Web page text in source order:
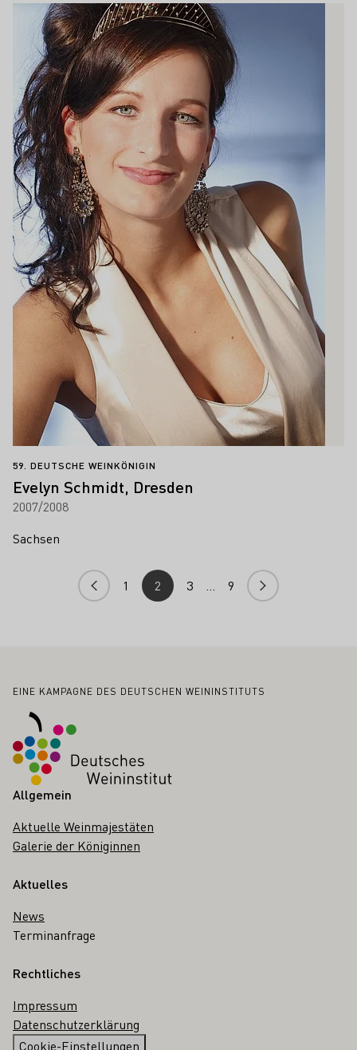
59. DEUTSCHE WEINKÖNIGIN
Evelyn Schmidt, Dresden
2007/2008
Sachsen
1 2 3 9
Fußbereich
EINE KAMPAGNE DES DEUTSCHEN WEININSTITUTS
Allgemein
Aktuelle Weinmajestäten
Galerie der Königinnen
Aktuelles
News
Terminanfrage
Rechtliches
Impressum
Datenschutzerklärung
Cookie-Einstellungen